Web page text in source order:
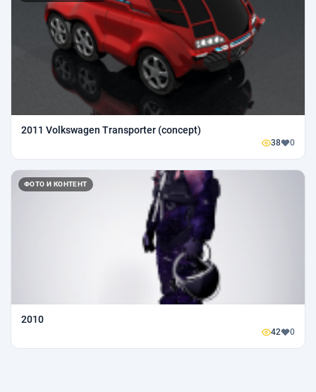
2011 Volkswagen Transporter (concept)
38 0
ФОТО И КОНТЕНТ
2010
42 0